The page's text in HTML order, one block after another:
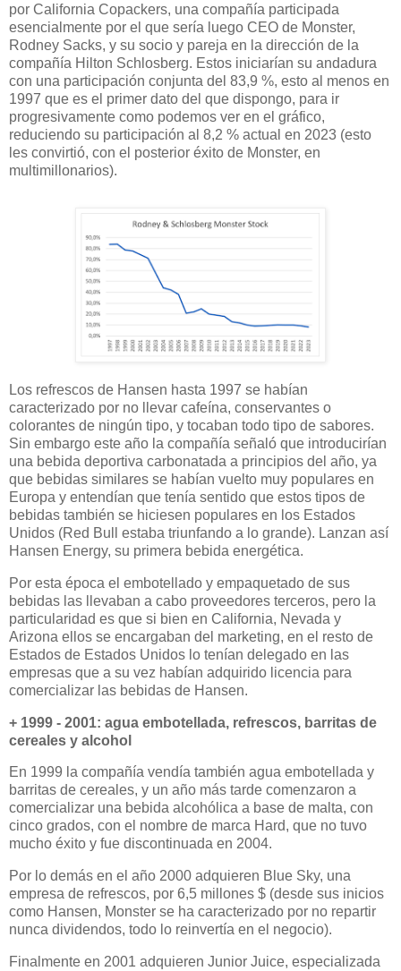
por California Copackers, una compañía participada
esencialmente por el que sería luego CEO de Monster,
Rodney Sacks, y su socio y pareja en la dirección de la
compañía Hilton Schlosberg. Estos iniciarían su andadura
con una participación conjunta del 83,9 %, esto al menos en
1997 que es el primer dato del que dispongo, para ir
progresivamente como podemos ver en el gráfico,
reduciendo su participación al 8,2 % actual en 2023 (esto
les convirtió, con el posterior éxito de Monster, en
multimillonarios).
Los refrescos de Hansen hasta 1997 se habían
caracterizado por no llevar cafeína, conservantes o
colorantes de ningún tipo, y tocaban todo tipo de sabores.
Sin embargo este año la compañía señaló que introducirían
una bebida deportiva carbonatada a principios del año, ya
que bebidas similares se habían vuelto muy populares en
Europa y entendían que tenía sentido que estos tipos de
bebidas también se hiciesen populares en los Estados
Unidos (Red Bull estaba triunfando a lo grande). Lanzan así
Hansen Energy, su primera bebida energética.
Por esta época el embotellado y empaquetado de sus
bebidas las llevaban a cabo proveedores terceros, pero la
particularidad es que si bien en California, Nevada y
Arizona ellos se encargaban del marketing, en el resto de
Estados de Estados Unidos lo tenían delegado en las
empresas que a su vez habían adquirido licencia para
comercializar las bebidas de Hansen.
+ 1999 - 2001: agua embotellada, refrescos, barritas de
cereales y alcohol
En 1999 la compañía vendía también agua embotellada y
barritas de cereales, y un año más tarde comenzaron a
comercializar una bebida alcohólica a base de malta, con
cinco grados, con el nombre de marca Hard, que no tuvo
mucho éxito y fue discontinuada en 2004.
Por lo demás en el año 2000 adquieren Blue Sky, una
empresa de refrescos, por 6,5 millones $ (desde sus inicios
como Hansen, Monster se ha caracterizado por no repartir
nunca dividendos, todo lo reinvertía en el negocio).
Finalmente en 2001 adquieren Junior Juice, especializada